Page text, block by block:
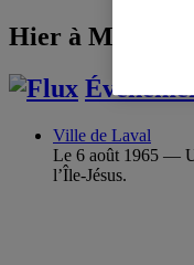
Hier à Montréal
Ville de Laval
Le 6 août 1965 —
l’Île-Jésus.